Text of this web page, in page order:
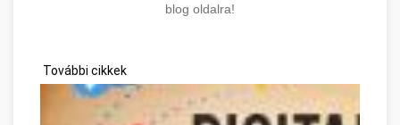
blog oldalra!
További cikkek